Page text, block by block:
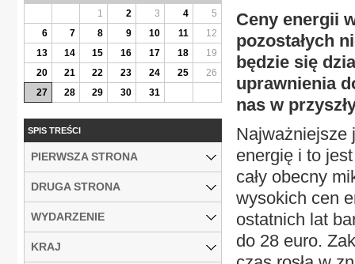
Ceny energii
pozostałych
będzie się
uprawnienia
nas w
Najważniejsze
energię i to
cały obecny
wysokich cen
ostatnich lat
do 28 euro.
1
2 3 4
5
6
7 8 9 10 11
12
13
14 15 16 17 18
19
20
21 22 23 24 25
26
27
28 29 30 31
SPIS TREŚCI
PIERWSZA STRONA
DRUGA STRONA
WYDARZENIE
KRAJ